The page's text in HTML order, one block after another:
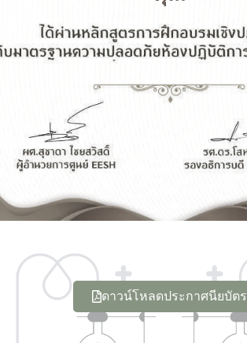
ดาวน์โหลดประกาศนียบัตร